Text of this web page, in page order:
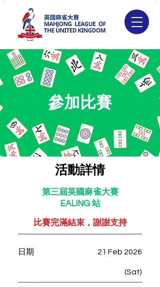
參加比賽
活動詳情
第三屆英國麻雀大賽
EALING 站
比賽完滿結束​，謝謝支持
​日期 21 Feb 2026
(Sat)